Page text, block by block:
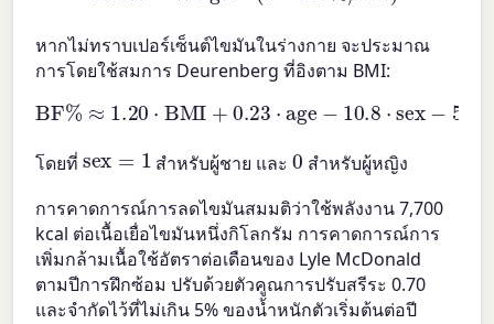
หากไม่ทราบเปอร์เซ็นต์ไขมันในร่างกาย จะประมาณ
การโดยใช้สมการ Deurenberg ที่อิงตาม BMI:
BF%≈ 1.20⋅BMI+0.23⋅age −10.8 sex− 5.4
โดยที่sex =1 สำหรับผู้ชาย และ0 สำหรับผู้หญิง
การคาดการณ์การลดไขมันสมมติว่าใช้พลังงาน 7,700
kcal ต่อเนื้อเยื่อไขมันหนึ่งกิโลกรัม การคาดการณ์การ
เพิ่มกล้ามเนื้อใช้อัตราต่อเดือนของ Lyle McDonald
ตามปีการฝึกซ้อม ปรับด้วยตัวคูณการปรับสรีระ 0.70
และจำกัดไว้ที่ไม่เกิน 5% ของน้ำหนักตัวเริ่มต้นต่อปี